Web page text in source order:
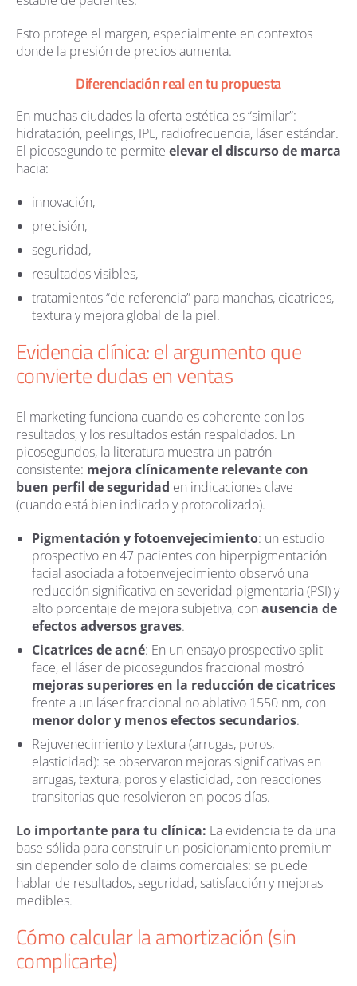
Esto protege el margen, especialmente en contextos
donde la presión de precios aumenta.
Diferenciación real en tu propuesta
En muchas ciudades la oferta estética es “similar”:
hidratación, peelings, IPL, radiofrecuencia, láser estándar.
El picosegundo te permite elevar el discurso de marca
hacia:
innovación,
precisión,
seguridad,
resultados visibles,
tratamientos “de referencia” para manchas, cicatrices,
textura y mejora global de la piel.
Evidencia clínica: el argumento que
convierte dudas en ventas
El marketing funciona cuando es coherente con los
resultados, y los resultados están respaldados. En
picosegundos, la literatura muestra un patrón
consistente: mejora clínicamente relevante con
buen perfil de seguridad en indicaciones clave
(cuando está bien indicado y protocolizado).
Pigmentación y fotoenvejecimiento: un estudio
prospectivo en 47 pacientes con hiperpigmentación
facial asociada a fotoenvejecimiento observó una
reducción significativa en severidad pigmentaria (PSI) y
alto porcentaje de mejora subjetiva, con ausencia de
efectos adversos graves.
Cicatrices de acné: En un ensayo prospectivo split-
face, el láser de picosegundos fraccional mostró
mejoras superiores en la reducción de cicatrices
frente a un láser fraccional no ablativo 1550 nm, con
menor dolor y menos efectos secundarios.
Rejuvenecimiento y textura (arrugas, poros,
elasticidad): se observaron mejoras significativas en
arrugas, textura, poros y elasticidad, con reacciones
transitorias que resolvieron en pocos días.
Lo importante para tu clínica: La evidencia te da una
base sólida para construir un posicionamiento premium
sin depender solo de claims comerciales: se puede
hablar de resultados, seguridad, satisfacción y mejoras
medibles.
Cómo calcular la amortización (sin
complicarte)